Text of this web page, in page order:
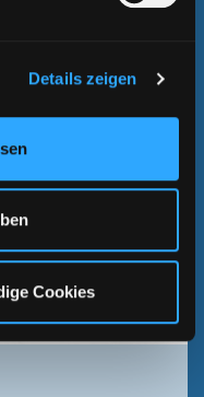
Details zeigen
Cookies